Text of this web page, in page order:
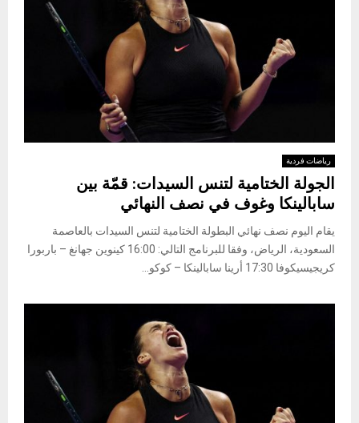
رياضات فردية
الجولة الختامية لتنس السيدات: قمّة بين
سابالينكا وغوف في نصف النهائي
يقام اليوم نصف نهائي البطولة الختامية لتنس السيدات بالعاصمة
السعودية، الرياض، وفقا للبرنامج التالي: 16:00 كينوين جهانغ – باربورا
كريجيسيكوفا 17:30 أرينا سابالينكا – كوكو...